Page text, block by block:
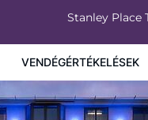
Stanley Place
VENDÉGÉRTÉKELÉSEK